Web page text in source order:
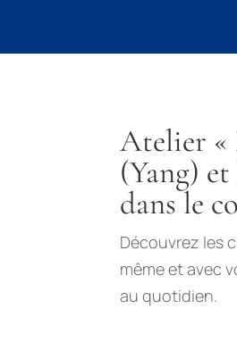
Atelier «
(Yang)
dans le
Découvrez les
même et avec
au quotidien.